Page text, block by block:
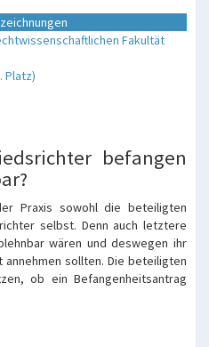
Fakultät
Platz)
befangen
Praxis sowohl die beteiligten
selbst. Denn auch letztere
wären und deswegen ihr
sollten. Die beteiligten
ob ein Befangenheitsantrag